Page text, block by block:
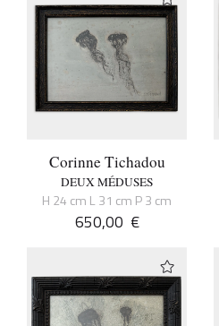
Corinne Tichadou
DEUX MÉDUSES
H 24 cm L 31 cm P 3 cm
650,00 €